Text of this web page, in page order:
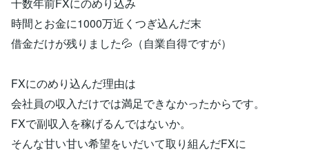
時間とお金に1000万近くつぎ込んだ末
借金だけが残りました💦（自業自得ですが）
FXにのめり込んだ理由は
会社員の収入だけでは満足できなかったからです。
FXで副収入を稼げるんではないか。
そんな甘い甘い希望をいだいて取り組んだFXに